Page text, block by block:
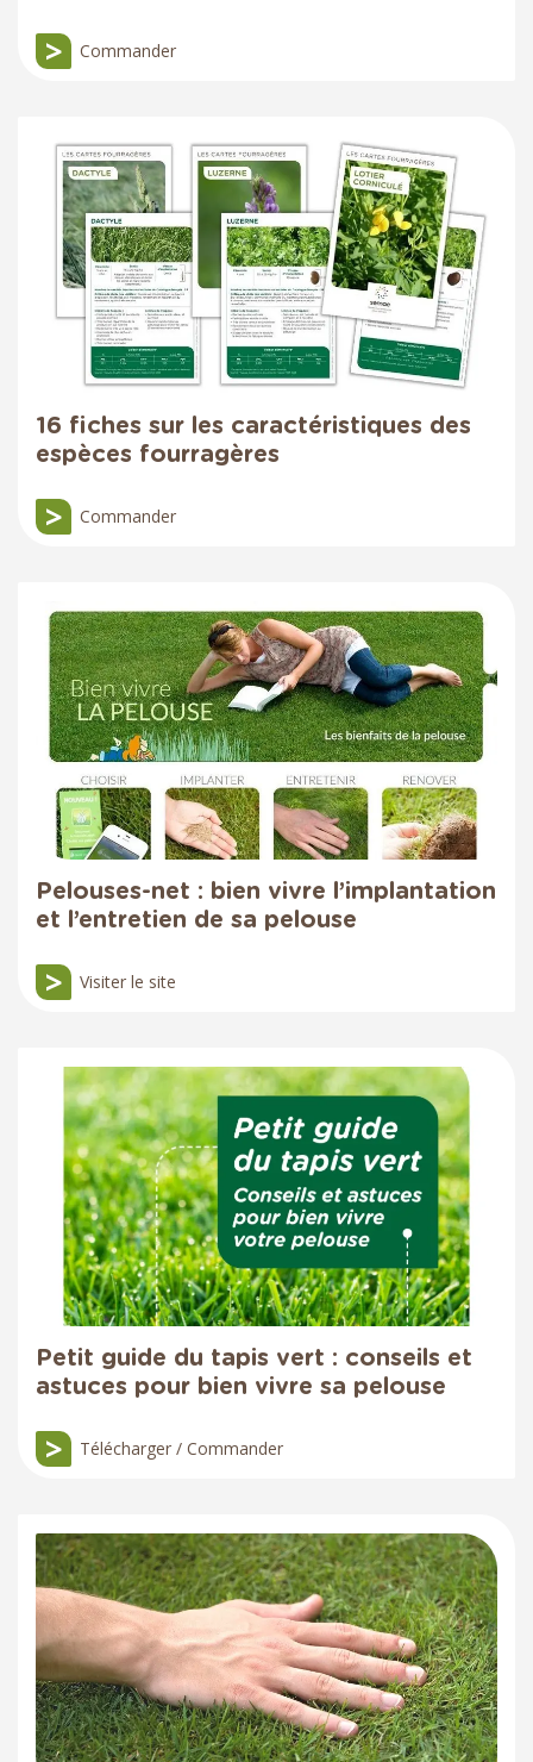
Commander
16 fiches sur les caractéristiques des
espèces fourragères
Commander
Pelouses-net : bien vivre l’implantation
et l’entretien de sa pelouse
Visiter le site
Petit guide du tapis vert : conseils et
astuces pour bien vivre sa pelouse
Télécharger / Commander